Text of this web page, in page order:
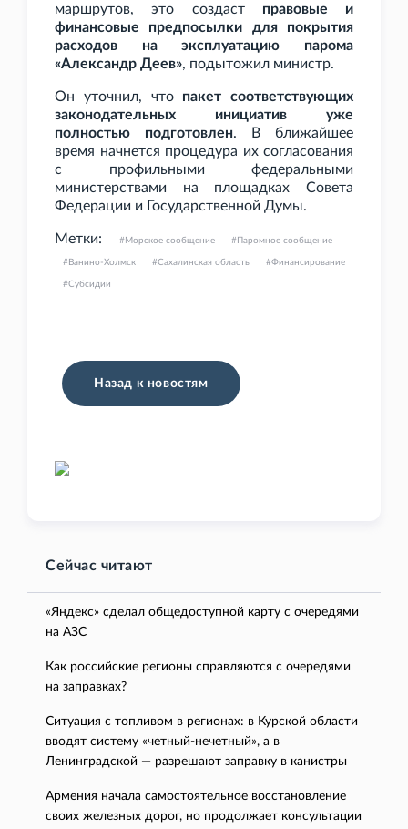
маршрутов, это создаст правовые и
финансовые предпосылки для покрытия
расходов на эксплуатацию парома
«Александр Деев», подытожил министр.
Он уточнил, что пакет соответствующих
законодательных инициатив уже
полностью подготовлен. В ближайшее
время начнется процедура их согласования
с профильными федеральными
министерствами на площадках Совета
Федерации и Государственной Думы.
Метки: Морское сообщение Паромное сообщение
Ванино-Холмск Сахалинская область Финансирование
Субсидии
Назад к новостям
Сейчас читают
«Яндекс» сделал общедоступной карту с очередями
на АЗС
Как российские регионы справляются с очередями
на заправках?
Ситуация с топливом в регионах: в Курской области
вводят систему «четный-нечетный», а в
Ленинградской — разрешают заправку в канистры
Армения начала самостоятельное восстановление
своих железных дорог, но продолжает консультации